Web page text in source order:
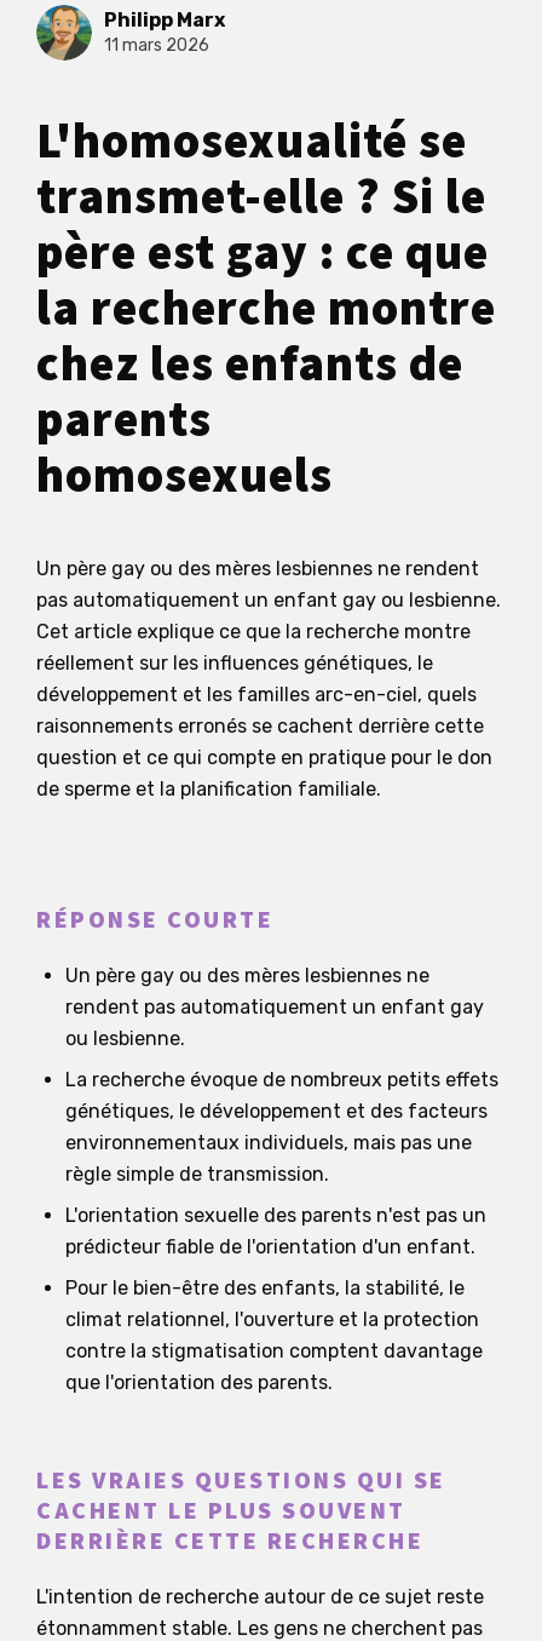
Philipp Marx
11 mars 2026
L'homosexualité se
transmet-elle ? Si le
père est gay : ce que
la recherche montre
chez les enfants de
parents
homosexuels
Un père gay ou des mères lesbiennes ne rendent
pas automatiquement un enfant gay ou lesbienne.
Cet article explique ce que la recherche montre
réellement sur les influences génétiques, le
développement et les familles arc-en-ciel, quels
raisonnements erronés se cachent derrière cette
question et ce qui compte en pratique pour le don
de sperme et la planification familiale.
RÉPONSE COURTE
Un père gay ou des mères lesbiennes ne
rendent pas automatiquement un enfant gay
ou lesbienne.
La recherche évoque de nombreux petits effets
génétiques, le développement et des facteurs
environnementaux individuels, mais pas une
règle simple de transmission.
L'orientation sexuelle des parents n'est pas un
prédicteur fiable de l'orientation d'un enfant.
Pour le bien-être des enfants, la stabilité, le
climat relationnel, l'ouverture et la protection
contre la stigmatisation comptent davantage
que l'orientation des parents.
LES VRAIES QUESTIONS QUI SE
CACHENT LE PLUS SOUVENT
DERRIÈRE CETTE RECHERCHE
L'intention de recherche autour de ce sujet reste
étonnamment stable. Les gens ne cherchent pas